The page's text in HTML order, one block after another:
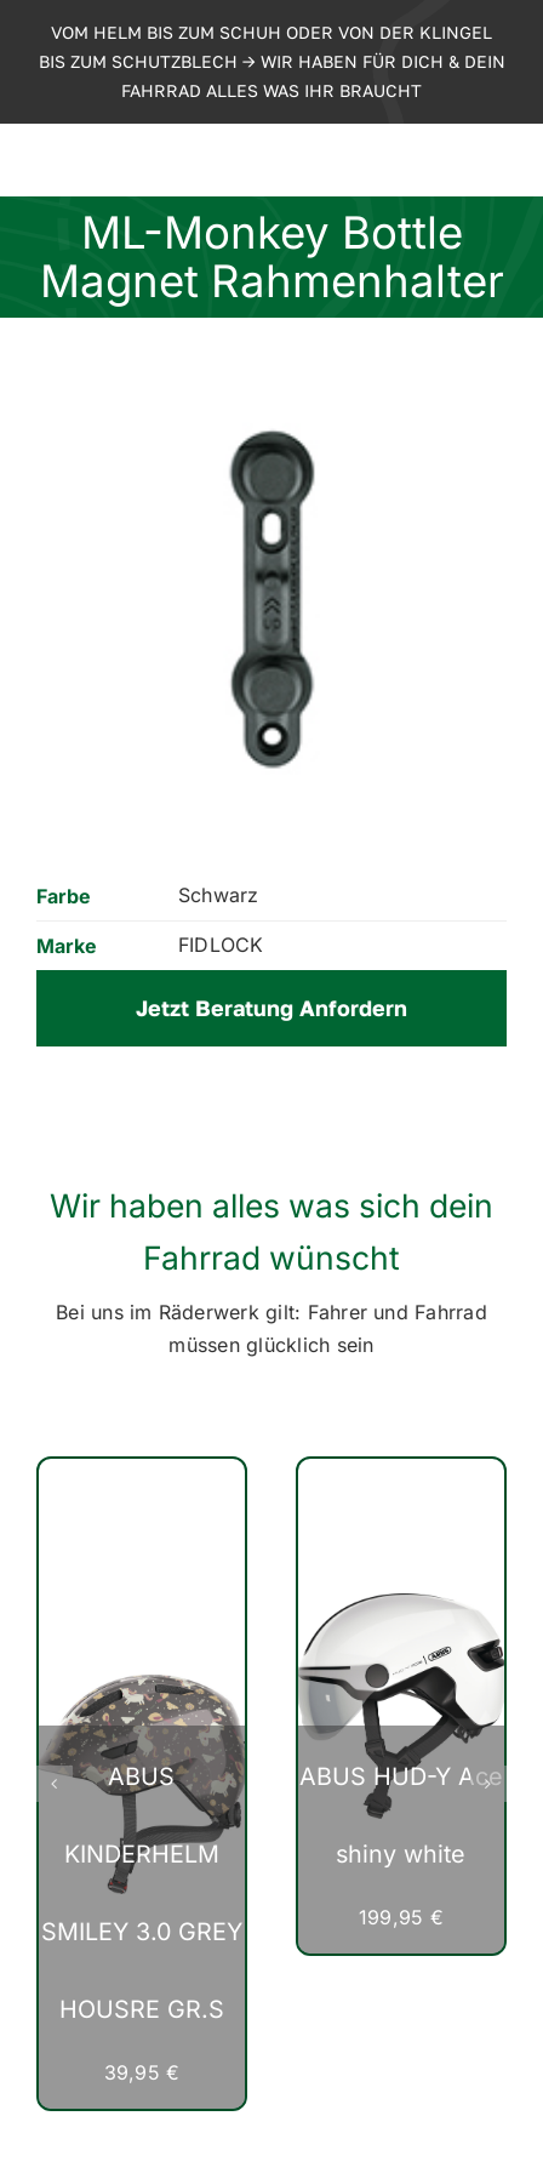
VOM HELM BIS ZUM SCHUH ODER VON DER KLINGEL
BIS ZUM SCHUTZBLECH -> WIR HABEN FÜR DICH & DEIN
FAHRRAD ALLES WAS IHR BRAUCHT
ML-Monkey Bottle
Magnet Rahmenhalter
Farbe Schwarz
Marke FIDLOCK
Jetzt Beratung Anfordern
Wir haben alles was sich dein
Fahrrad wünscht
Bei uns im Räderwerk gilt: Fahrer und Fahrrad
müssen glücklich sein
ABUS
KINDERHELM
SMILEY 3.0 GREY
HOUSRE GR.S
39,95€
ABUS HUD-Y Ace
shiny white
199,95 €